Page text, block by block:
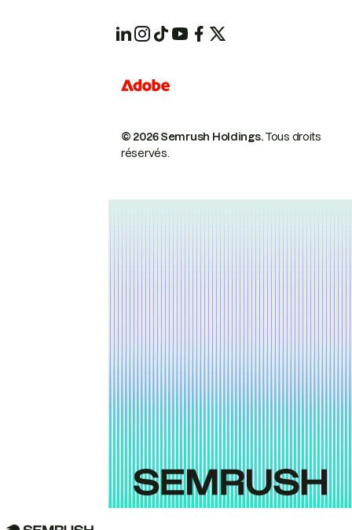
© 2026 Semrush Holdings.Tous droits
réservés.